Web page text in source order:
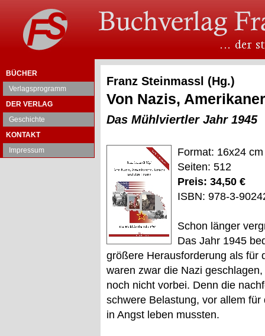
BÜCHER
Verlagsprogramm
DER VERLAG
Geschichte
KONTAKT
Impressum
Franz Steinmassl (Hg.)
Von Nazis,
Das Mühlviertler Jahr 1945
Format: 16x24 cm
Seiten: 512
Preis: 34,50 €
ISBN: 978-3-
Schon länger
Das Jahr 1945
größere Herausforderung als für
waren zwar die Nazi
noch nicht vorbei. Denn die
schwere Belastung, vor allem
in Angst leben mussten.